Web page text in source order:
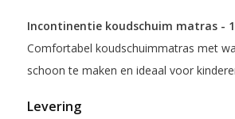
Incontinentie koudschuim matras -
Comfortabel koudschuimmatras met
schoon te maken en ideaal voor
Levering